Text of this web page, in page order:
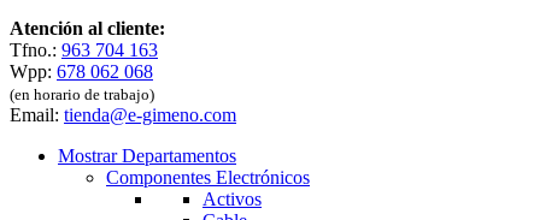
Atención al cliente:
Tfno.: 963 704 163
Wpp: 678 062 068
(en horario de trabajo)
Email: tienda@e-gimeno.com
Mostrar Departamentos
Componentes Electrónicos
Activos